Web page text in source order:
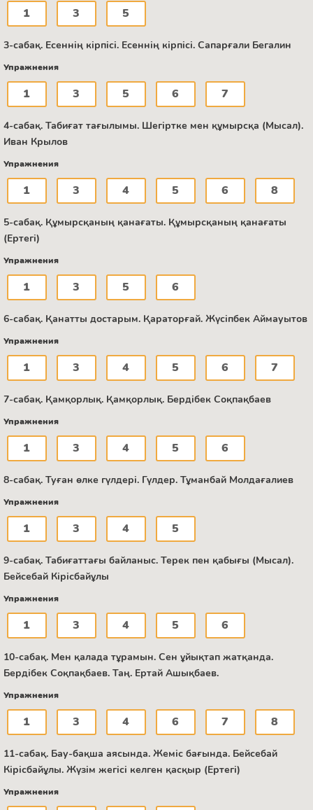
1 3 5
3-сабақ. Есеннің кірпісі. Есеннің кірпісі. Сапарғали Бегалин
Упражнения
1 3 5 6 7
4-сабақ. Табиғат тағылымы. Шегіртке мен құмырсқа (Мысал).
Иван Крылов
Упражнения
1 3 4 5 6 8
5-сабақ. Құмырсқаның қанағаты. Құмырсқаның қанағаты
(Ертегі)
Упражнения
1 3 5 6
6-сабақ. Қанатты достарым. Қараторғай. Жүсіпбек Аймауытов
Упражнения
1 3 4 5 6 7
7-сабақ. Қамқорлық. Қамқорлық. Бердібек Соқпақбаев
Упражнения
1 3 4 5 6
8-сабақ. Туған өлке гүлдері. Гүлдер. Тұманбай Молдағалиев
Упражнения
1 3 4 5
9-сабақ. Табиғаттағы байланыс. Терек пен қабығы (Мысал).
Бейсебай Кірісбайұлы
Упражнения
1 3 4 5 6
10-сабақ. Мен қалада тұрамын. Сен ұйықтап жатқанда.
Бердібек Соқпақбаев. Таң. Ертай Ашықбаев.
Упражнения
1 3 4 6 7 8
11-сабақ. Бау-бақша аясында. Жеміс бағында. Бейсебай
Кірісбайұлы. Жүзім жегісі келген қасқыр (Ертегі)
Упражнения